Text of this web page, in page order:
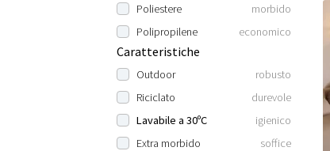
Poliestere
morbido
Polipropilene
economico
Caratteristiche
Outdoor
robusto
Riciclato
durevole
Lavabile a 30ºC
igienico
Extra morbido
soffice